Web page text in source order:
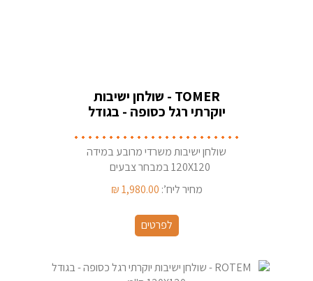
TOMER - שולחן ישיבות
יוקרתי רגל כסופה - בגודל
שולחן ישיבות משרדי מרובע במידה
120X120 במבחר צבעים
מחיר ליח’: 1,980.00
₪
לפרטים